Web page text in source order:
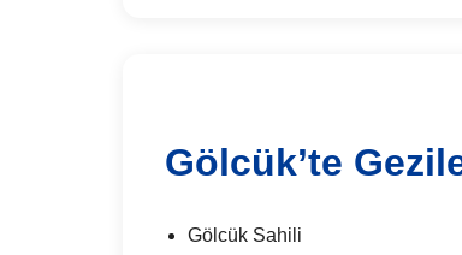
Gölcük’te
Gölcük Sahili